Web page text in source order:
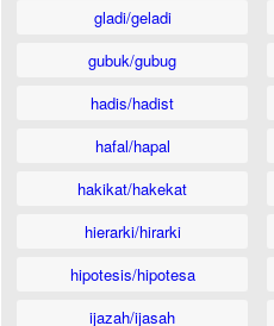
gladi/geladi
gubuk/gubug
hadis/hadist
hafal/hapal
hakikat/hakekat
hierarki/hirarki
hipotesis/hipotesa
ijazah/ijasah